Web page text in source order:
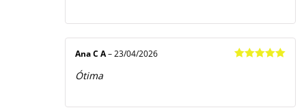
Ana C A– 23/04/2026
Ótima